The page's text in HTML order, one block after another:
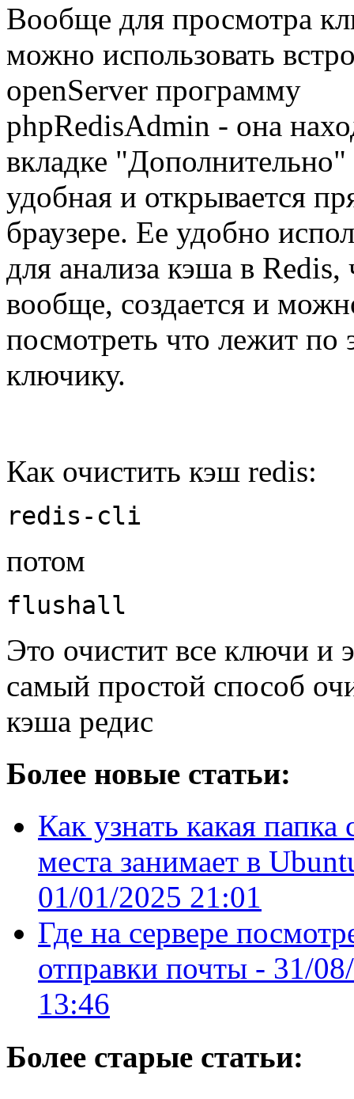
Вообще для просмотра
можно использовать
openServer программу
phpRedisAdmin - она
вкладке "Дополнительно"
удобная и открывается
браузере. Ее удобно
для анализа кэша в Redis,
вообще, создается и
посмотреть что лежит по
ключику.
Как очистить кэш redis:
redis-cli
потом
flushall
Это очистит все ключи и
самый простой способ
кэша редис
Более новые статьи:
Как узнать какая папка
места занимает в
01/01/2025 21:01
Где на сервере
отправки почты - 31/
13:46
Более старые статьи: